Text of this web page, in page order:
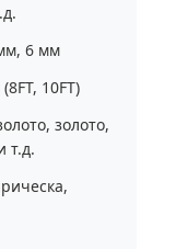
6 мм
10FT)
золото,
т.д.